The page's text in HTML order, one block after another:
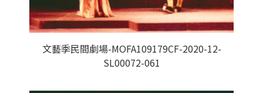
文藝季民間劇場-MOFA109179CF-2020-12-
SL00072-061